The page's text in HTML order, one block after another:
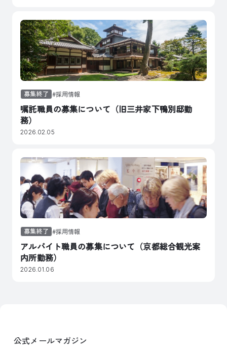
募集終了 採用情報
嘱託職員の募集について（旧三井家下鴨別邸勤
務）
2026.02.05
募集終了 採用情報
アルバイト職員の募集について（京都総合観光案
内所勤務）
2026.01.06
公式メールマガジン